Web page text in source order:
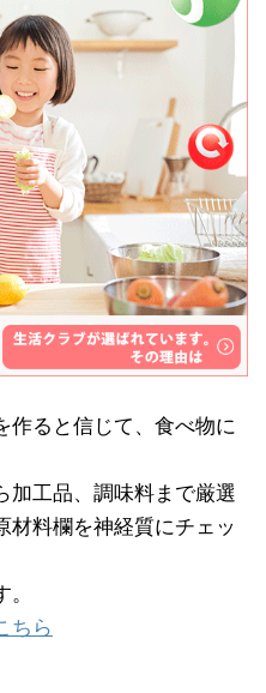
作ると信じて、食べ物に
加工品、調味料まで厳選
材料欄を神経質にチェッ
ちら